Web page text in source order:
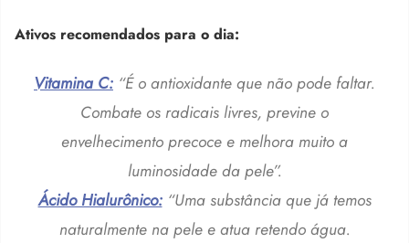
Ativos recomendados para o dia:
Vitamina C: “É o antioxidante que não pode faltar.
Combate os radicais livres, previne o
envelhecimento precoce e melhora muito a
luminosidade da pele”.
Ácido Hialurônico:“Uma substância que já temos
naturalmente na pele e atua retendo água.